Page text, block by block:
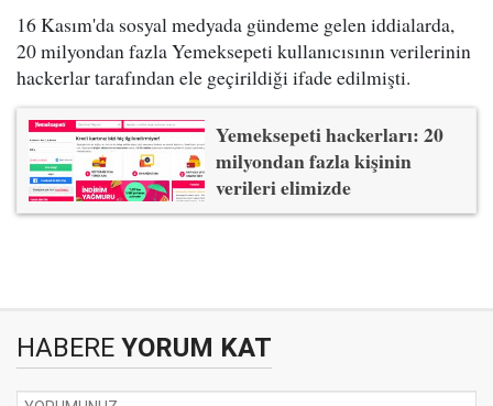
16 Kasım'da sosyal medyada gündeme gelen iddialarda,
20 milyondan fazla Yemeksepeti kullanıcısının verilerinin
hackerlar tarafından ele geçirildiği ifade edilmişti.
Yemeksepeti hackerları: 20
milyondan fazla kişinin
verileri elimizde
HABERE YORUM KAT